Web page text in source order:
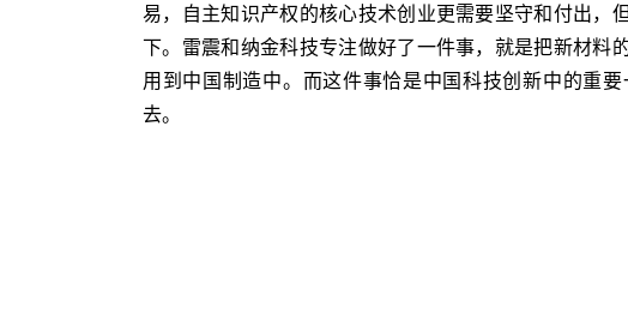
易，自主知识产权的核心技术创业更需要坚守和付出，
下。雷震和纳金科技专注做好了一件事，就是把新材料
用到中国制造中。而这件事恰是中国科技创新中的重
去。